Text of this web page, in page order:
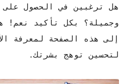
هل ترغبين في الحصول على
وجميلة؟ بكل تأكيد نعم!
إلى هذه الصفحة لمعرفة
لتحسين توهج بشرتك.